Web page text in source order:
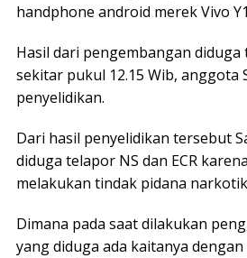
handphone android merek Vivo
Hasil dari pengembangan
sekitar pukul 12.15 Wib, anggota
penyelidikan.
Dari hasil penyelidikan tersebut
diduga telapor NS dan ECR
melakukan tindak pidana
Dimana pada saat dilakukan
yang diduga ada kaitanya